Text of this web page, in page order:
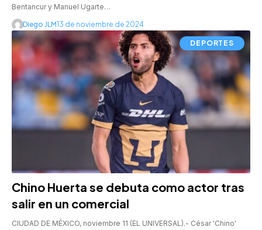
Bentancur y Manuel Ugarte…
Diego JLM13 de noviembre de 2024
DEPORTES
Chino Huerta se debuta como actor tras
salir en un comercial
CIUDAD DE MÉXICO, noviembre 11 (EL UNIVERSAL).- César 'Chino'